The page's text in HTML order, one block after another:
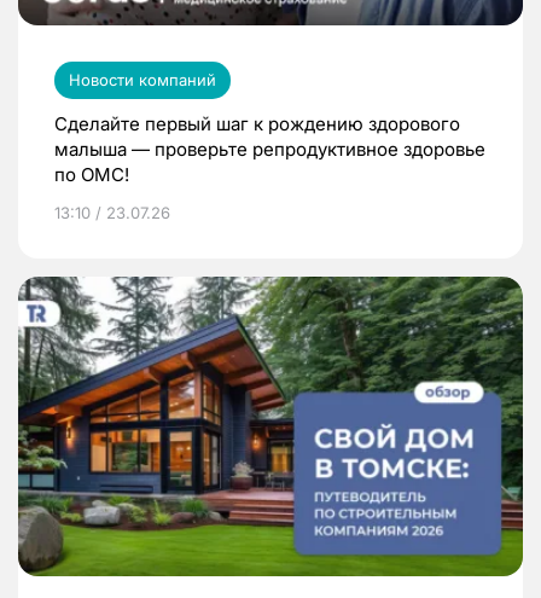
Новости компаний
Сделайте первый шаг к рождению здорового
малыша — проверьте репродуктивное здоровье
по ОМС!
13:10 / 23.07.26